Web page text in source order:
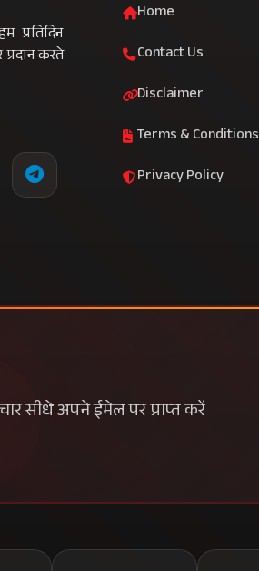
प्रतिदिन
करते
Home
Contact Us
Disclaimer
Terms & Conditions
Privacy Policy
सीधे अपने ईमेल पर प्राप्त करें